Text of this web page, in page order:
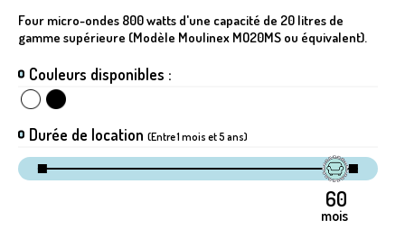
Four micro-ondes 800 watts d'une capacité de 20 litres de
gamme supérieure (Modèle Moulinex MO20MS ou équivalent).
Couleurs disponibles :
Durée de location (Entre 1 mois et 5 ans)
mois